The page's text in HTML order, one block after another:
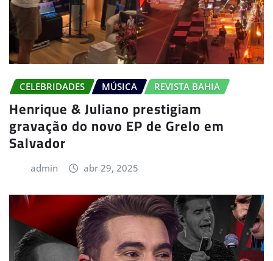
CELEBRIDADES MÚSICA REVISTA BAHIA
Henrique & Juliano prestigiam
gravação do novo EP de Grelo em
Salvador
admin abr 29, 2025